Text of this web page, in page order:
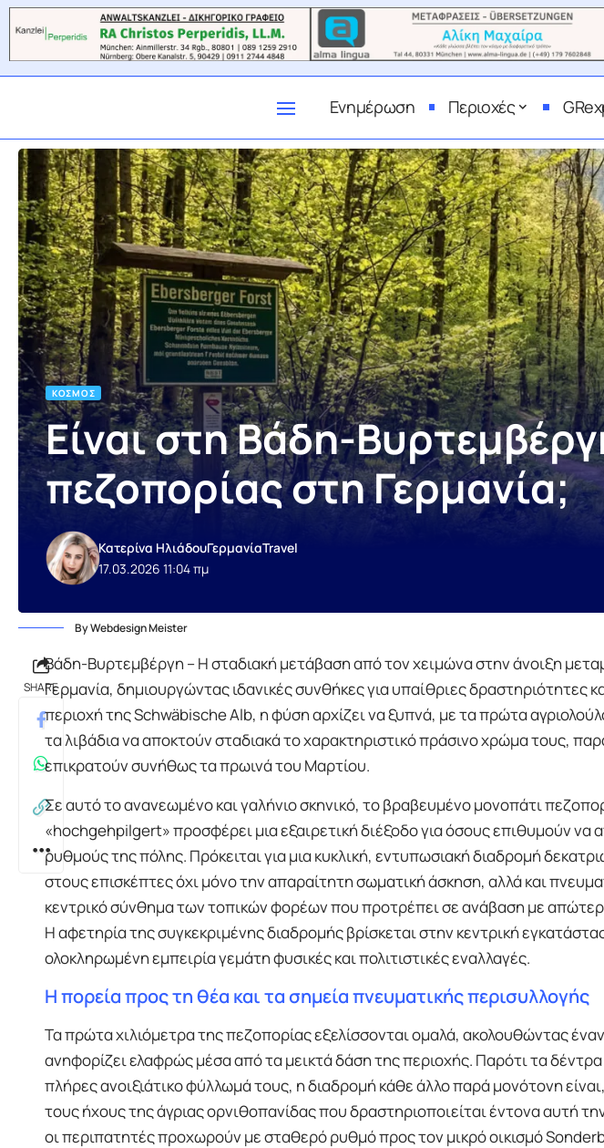
Ενημέρωση Περιοχές
ΚΌΣΜΟΣ
Είναι στη Βάδη-
πεζοπορίας στη Γερμανία;
17.03.2026 11:04 πμ
Κατερίνα ΗλιάδουΓερμανίαTravel
By Webdesign Meister
SHARE
Βάδη-Βυρτεμβέργη – Η σταδιακή μετάβαση από τον χειμώνα στην άνοιξη
Γερμανία, δημιουργώντας ιδανικές συνθήκες για υπαίθριες δραστηριότητες
περιοχή της Schwäbische Alb, η φύση αρχίζει να ξυπνά, με τα πρώτα
τα λιβάδια να αποκτούν σταδιακά το χαρακτηριστικό πράσινο χρώμα τους,
επικρατούν συνήθως τα πρωινά του Μαρτίου.
Σε αυτό το ανανεωμένο και γαλήνιο σκηνικό, το βραβευμένο μονοπάτι
«hochgehpilgert» προσφέρει μια εξαιρετική διέξοδο για όσους επιθυμούν
ρυθμούς της πόλης. Πρόκειται για μια κυκλική, εντυπωσιακή διαδρομή
στους επισκέπτες όχι μόνο την απαραίτητη σωματική άσκηση, αλλά και
κεντρικό σύνθημα των τοπικών φορέων που προτρέπει σε ανάβαση με
Η αφετηρία της συγκεκριμένης διαδρομής βρίσκεται στην κεντρική
ολοκληρωμένη εμπειρία γεμάτη φυσικές και πολιτιστικές εναλλαγές.
Η πορεία προς τη θέα και τα σημεία πνευματικής περισυλλογής
Τα πρώτα χιλιόμετρα της πεζοπορίας εξελίσσονται ομαλά, ακολουθώντας
ανηφορίζει ελαφρώς μέσα από τα μεικτά δάση της περιοχής. Παρότι τα
πλήρες ανοιξιάτικο φύλλωμά τους, η διαδρομή κάθε άλλο παρά μονότονη
τους ήχους της άγριας ορνιθοπανίδας που δραστηριοποιείται έντονα αυτή
οι περιπατητές προχωρούν με σταθερό ρυθμό προς τον μικρό οικισμό